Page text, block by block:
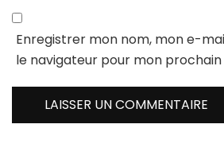
Enregistrer mon nom, mon e-
le navigateur pour mon